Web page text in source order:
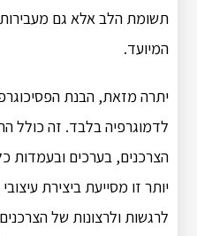
תשומת הלב אלא גם
המיועד.
יתרה מזאת, הבנת
לדמוגרפיה בלבד. זה כולל
הצרכנים, בערכים ובעמדות
יותר זו מסייעת ביצירת
לרגשות ולרצונות של